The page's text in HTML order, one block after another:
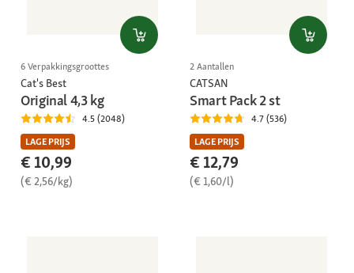
6 Verpakkingsgroottes
Cat's Best
Original 4,3 kg
4.5 (2048)
LAGE PRIJS
€ 10,99
(€ 2,56/kg)
2 Aantallen
CATSAN
Smart Pack 2 st
4.7 (536)
LAGE PRIJS
€ 12,79
(€ 1,60/l)